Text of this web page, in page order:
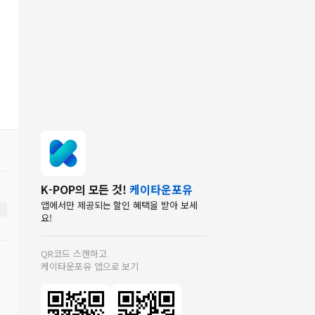
K-POP의 모든 것! 케이타운포유
앱에서만 제공되는 할인 혜택을 받아 보세
요!
QR코드 스캔하고
케이타운포유 앱으로 보기